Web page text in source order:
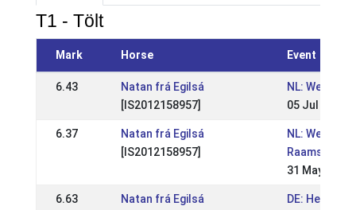
T1 - Tölt
Mark Horse Event
6.43
Natan frá Egilsá
[IS2012158957]
NL:
05 Jul 2026
6.37
Natan frá Egilsá
[IS2012158957]
NL:
Raamsdonk
31 May 2026
6.63
Natan frá Egilsá
DE: Hengste